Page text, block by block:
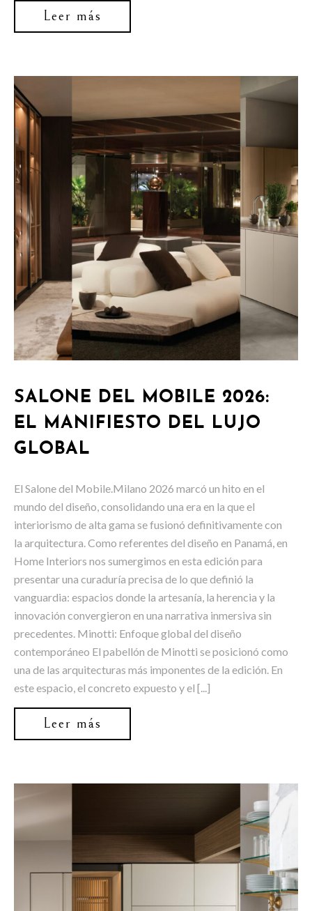
Leer más
SALONE DEL MOBILE 2026:
EL MANIFIESTO DEL LUJO
GLOBAL
El Salone del Mobile.Milano 2026 marcó un hito en el
mundo del diseño, consolidando una era en la que el
interiorismo de alta gama se fusionó definitivamente con
la arquitectura. Como referentes del diseño en Panamá, en
Home Interiors nos sumergimos en esta edición para
presentar una curaduría precisa de lo que definió la
vanguardia: espacios donde la artesanía, la herencia y la
innovación convergieron en una narrativa inmersiva sin
precedentes. Minotti: Enfoque global del diseño
contemporáneo El pabellón de Minotti se posicionó como
una de las arquitecturas más imponentes de la edición. En
este espacio, el concreto expuesto y el [...]
Leer más